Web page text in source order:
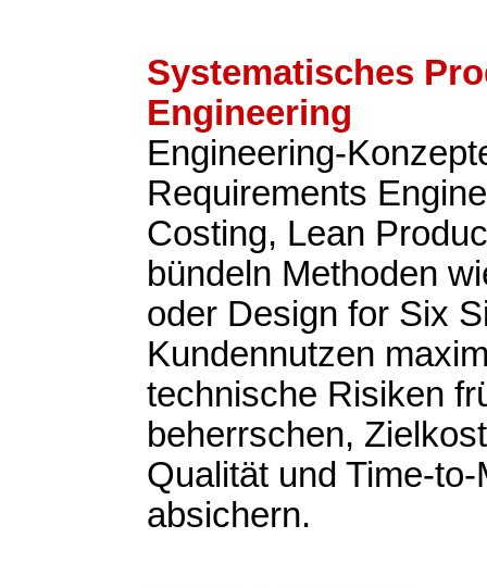
Systematisches
Engineering
Engineering-
Requirements
Costing, Lean
bündeln Methoden
oder Design for Six
Kundennutzen
technische Risiken
beherrschen,
Qualität und Time-to-
absichern.